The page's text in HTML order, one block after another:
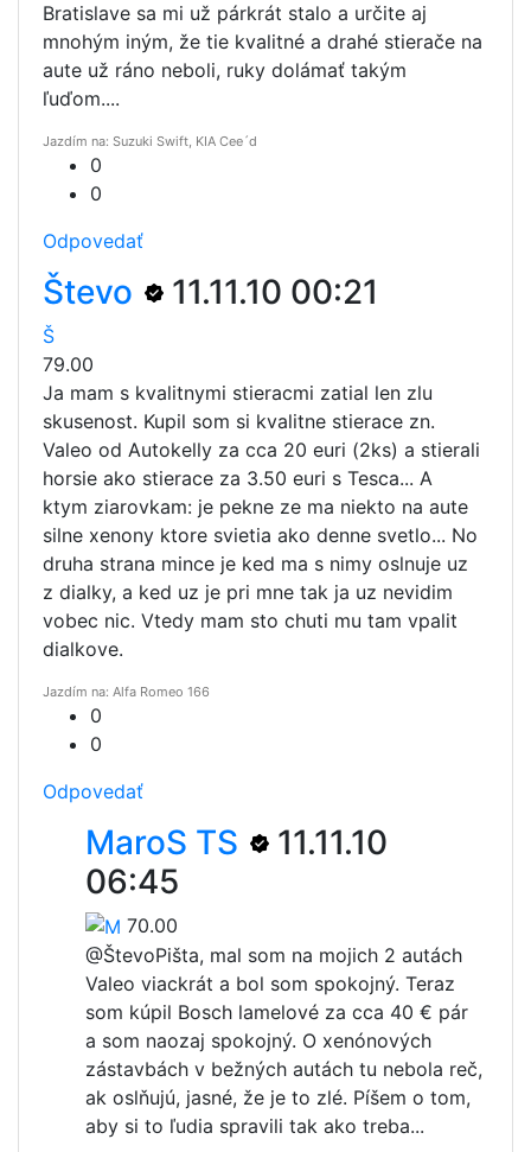
Bratislave sa mi už párkrát stalo a určite aj
mnohým iným, že tie kvalitné a drahé stierače na
aute už ráno neboli, ruky dolámať takým
ľuďom....
Jazdím na: Suzuki Swift, KIA Cee´d
0
0
Odpovedať
Števo 11.11.10 00:21
Š
79.00
Ja mam s kvalitnymi stieracmi zatial len zlu
skusenost. Kupil som si kvalitne stierace zn.
Valeo od Autokelly za cca 20 euri (2ks) a stierali
horsie ako stierace za 3.50 euri s Tesca... A
ktym ziarovkam: je pekne ze ma niekto na aute
silne xenony ktore svietia ako denne svetlo... No
druha strana mince je ked ma s nimy oslnuje uz
z dialky, a ked uz je pri mne tak ja uz nevidim
vobec nic. Vtedy mam sto chuti mu tam vpalit
dialkove.
Jazdím na: Alfa Romeo 166
0
0
Odpovedať
MaroS TS
11.11.10
06:45
70.00
@ŠtevoPišta, mal som na mojich 2 autách
Valeo viackrát a bol som spokojný. Teraz
som kúpil Bosch lamelové za cca 40 € pár
a som naozaj spokojný. O xenónových
zástavbách v bežných autách tu nebola reč,
ak oslňujú, jasné, že je to zlé. Píšem o tom,
aby si to ľudia spravili tak ako treba...